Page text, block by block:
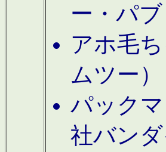
ー・パ
アホ毛
ムツー）
パック
社バン